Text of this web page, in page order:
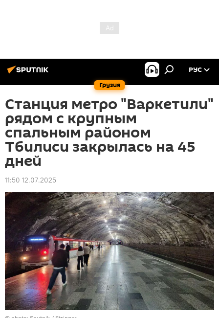
Грузия
РУС
Станция метро "Варкетили"
рядом с крупным
спальным районом
Тбилиси закрылась на 45
дней
11:50 12.07.2025